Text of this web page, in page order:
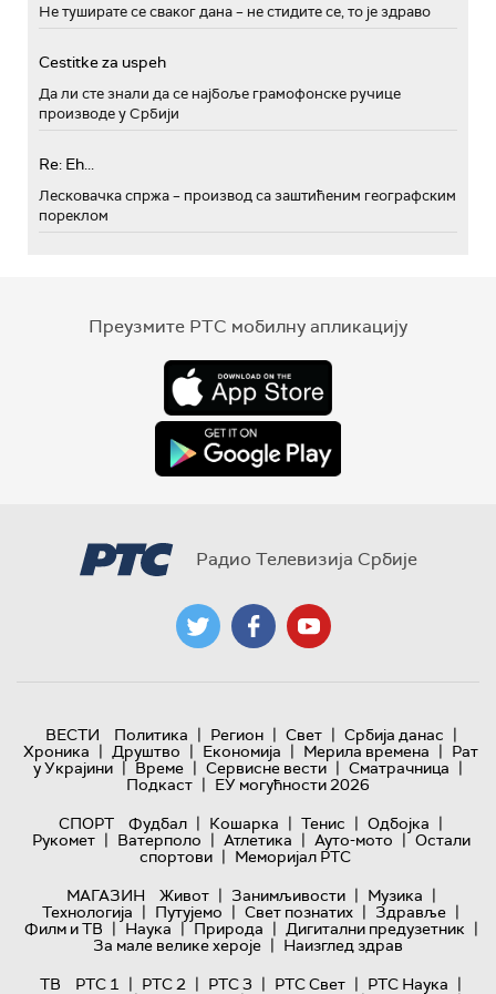
Не туширате се сваког дана – не стидите се, то је здраво
Cestitke za uspeh
Да ли сте знали да се најбоље грамофонске ручице
производе у Србији
Re: Eh...
Лесковачка спржа – производ са заштићеним географским
пореклом
Преузмите РТС мобилну апликацију
Радио Телевизија Србије
ВЕСТИ Политика | Регион | Свет | Србија данас |
Хроника | Друштво | Економија | Мерила времена | Рат
у Украјини | Време | Сервисне вести | Сматрачница |
Подкаст | ЕУ могућности 2026
СПОРТ
Фудбал | Кошарка | Тенис | Одбојка |
Рукомет | Ватерполо | Атлетика | Ауто-мото | Остали
спортови | Меморијал РТС
МАГАЗИН
Живот | Занимљивости | Музика |
Технологијa | Путујемо | Свет познатих | Здравље |
Филм и ТВ | Наука | Природа | Дигитални предузетник |
За мале велике хероје | Наизглед здрав
ТВ
РТС 1 | РТС 2 | РТС 3 | РТС Свет | РТС Наука |